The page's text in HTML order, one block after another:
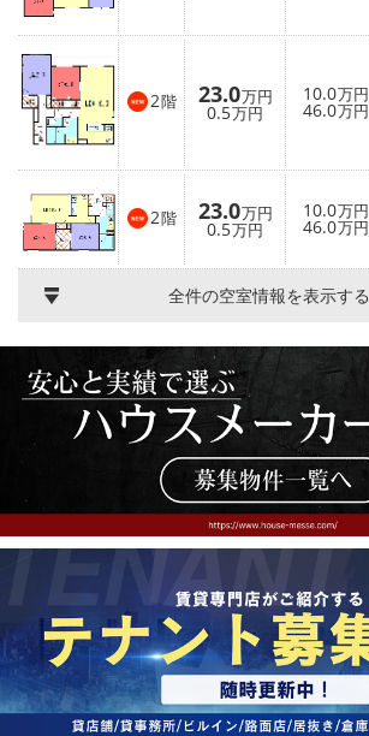
2階 23.0万円
0.5万円
10.0万円
46.0万円
2階 23.0万円
0.5万円
10.0万円
46.0万円
全件の空室情報を表示する